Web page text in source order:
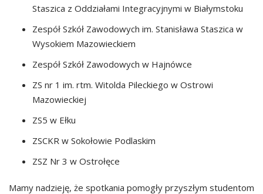
Staszica z Oddziałami Integracyjnymi w Białymstoku
Zespół Szkół Zawodowych im. Stanisława Staszica w
Wysokiem Mazowieckiem
Zespół Szkół Zawodowych w Hajnówce
ZS nr 1 im. rtm. Witolda Pileckiego w Ostrowi
Mazowieckiej
ZS5 w Ełku
ZSCKR w Sokołowie Podlaskim
ZSZ Nr 3 w Ostrołęce
Mamy nadzieję, że spotkania pomogły przyszłym studentom